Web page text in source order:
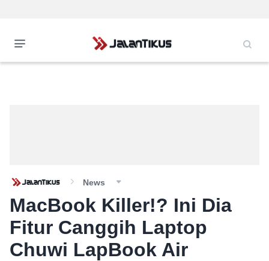
News
MacBook Killer!? Ini Dia
Fitur Canggih Laptop
Chuwi LapBook Air